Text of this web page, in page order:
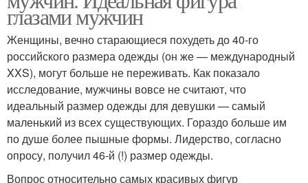
глазами мужчин
Женщины, вечно старающиеся похудеть до 40-го
российского размера одежды (он же — международный
XXS), могут больше не переживать. Как показало
исследование, мужчины вовсе не считают, что
идеальный размер одежды для девушки — самый
маленький из всех существующих. Гораздо больше им
по душе более пышные формы. Лидерство, согласно
опросу, получил 46-й (!) размер одежды.
Вопрос относительно самых красивых фигур